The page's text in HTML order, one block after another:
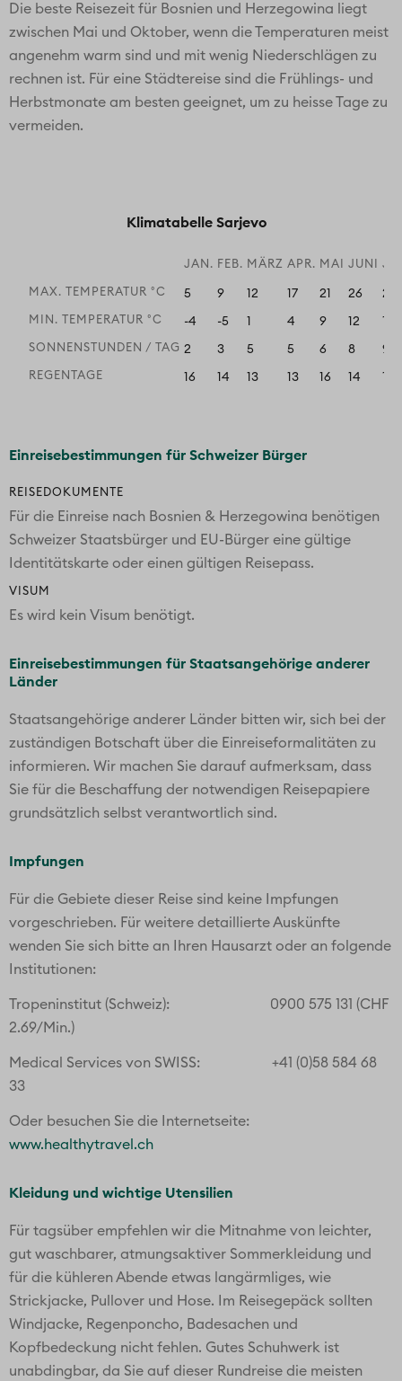
Die beste Reisezeit für Bosnien und Herzegowina liegt
zwischen Mai und Oktober, wenn die Temperaturen meist
angenehm warm sind und mit wenig Niederschlägen zu
rechnen ist. Für eine Städtereise sind die Frühlings- und
Herbstmonate am besten geeignet, um zu heisse Tage zu
vermeiden.
Klimatabelle Sarjevo
JAN. FEB. MÄRZ APR. MAI JUNI
MAX. TEMPERATUR °C 5 9 12 17 21 26 29
MIN. TEMPERATUR °C -4 -5 1 4 9 12 14
SONNENSTUNDEN / TAG 2 3 5 5 6 8 9
REGENTAGE 16 14 13 13 16 14 12
Einreisebestimmungen für Schweizer Bürger
REISEDOKUMENTE
Für die Einreise nach Bosnien & Herzegowina benötigen
Schweizer Staatsbürger und EU-Bürger eine gültige
Identitätskarte oder einen gültigen Reisepass.
VISUM
Es wird kein Visum benötigt.
Einreisebestimmungen für Staatsangehörige anderer
Länder
Staatsangehörige anderer Länder bitten wir, sich bei der
zuständigen Botschaft über die Einreiseformalitäten zu
informieren. Wir machen Sie darauf aufmerksam, dass
Sie für die Beschaffung der notwendigen Reisepapiere
grundsätzlich selbst verantwortlich sind.
Impfungen
Für die Gebiete dieser Reise sind keine Impfungen
vorgeschrieben. Für weitere detaillierte Auskünfte
wenden Sie sich bitte an Ihren Hausarzt oder an folgende
Institutionen:
Tropeninstitut (Schweiz): 0900 575 131 (CHF
2.69/Min.)
Medical Services von SWISS: +41 (0)58 584 68
33
Oder besuchen Sie die Internetseite:
www.healthytravel.ch
Kleidung und wichtige Utensilien
Für tagsüber empfehlen wir die Mitnahme von leichter,
gut waschbarer, atmungsaktiver Sommerkleidung und
für die kühleren Abende etwas langärmliges, wie
Strickjacke, Pullover und Hose. Im Reisegepäck sollten
Windjacke, Regenponcho, Badesachen und
Kopfbedeckung nicht fehlen. Gutes Schuhwerk ist
unabdingbar, da Sie auf dieser Rundreise die meisten